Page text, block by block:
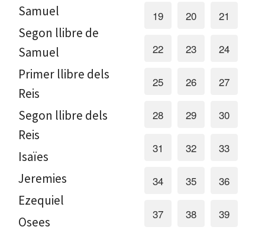
Samuel
Segon llibre de
Samuel
Primer llibre dels
Reis
Segon llibre dels
Reis
Isaïes
Jeremies
Ezequiel
Osees
19 20 21
22 23 24
25 26 27
28 29 30
31 32 33
34 35 36
37 38 39